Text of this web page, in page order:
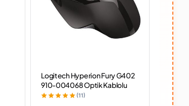
Logitech Hyperion Fury G402
910-004068 Optik Kablolu
Oyuncu Mouse
(11)
Siyah